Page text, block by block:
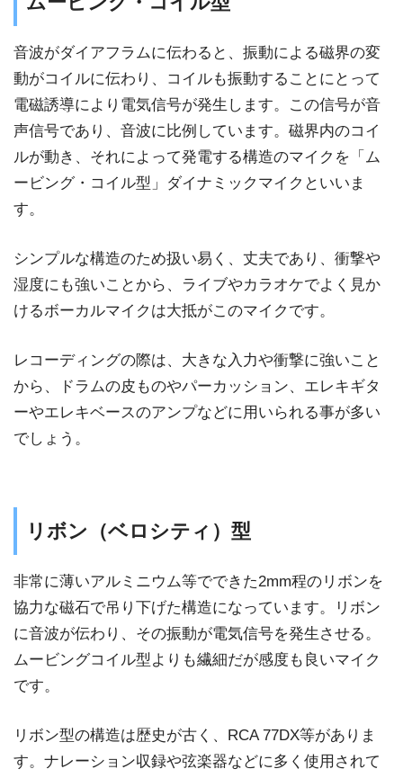
音波がダイアフラムに伝わると、振動による磁界の変
動がコイルに伝わり、コイルも振動することにとって
電磁誘導により電気信号が発生します。この信号が音
声信号であり、音波に比例しています。磁界内のコイ
ルが動き、それによって発電する構造のマイクを「ム
ービング・コイル型」ダイナミックマイクといいま
す。
シンプルな構造のため扱い易く、丈夫であり、衝撃や
湿度にも強いことから、ライブやカラオケでよく見か
けるボーカルマイクは大抵がこのマイクです。
レコーディングの際は、大きな入力や衝撃に強いこと
から、ドラムの皮ものやパーカッション、エレキギタ
ーやエレキベースのアンプなどに用いられる事が多い
でしょう。
リボン（ベロシティ）型
非常に薄いアルミニウム等でできた2mm程のリボンを
協力な磁石で吊り下げた構造になっています。リボン
に音波が伝わり、その振動が電気信号を発生させる。
ムービングコイル型よりも繊細だが感度も良いマイク
です。
リボン型の構造は歴史が古く、RCA 77DX等がありま
す。ナレーション収録や弦楽器などに多く使用されて